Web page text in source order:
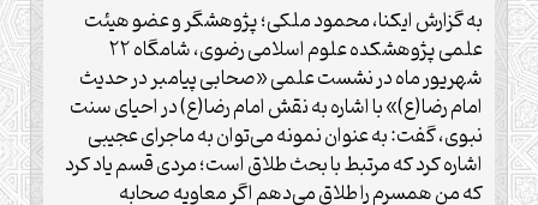
به گزارش ایکنا، محمود ملکی؛ پژوهشگر و عضو هیئت
علمی پژوهشکده علوم اسلامی رضوی، شامگاه ۲۲
شهریور ماه در نشست علمی «صحابی پیامبر در حدیث
امام رضا(ع)» با اشاره به نقش امام رضا(ع) در احیای سنت
نبوی، گفت: به عنوان نمونه می‌توان به ماجرای عجیبی
اشاره کرد که مرتبط با بحث طلاق است؛ مردی قسم یاد کرد
که من همسرم را طلاق می‌دهم اگر معاویه صحابه